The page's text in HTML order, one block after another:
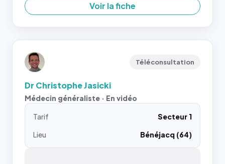
Voir la fiche
Téléconsultation
Dr Christophe Jasicki
Médecin généraliste · En vidéo
Tarif
Secteur 1
Lieu
Bénéjacq (64)